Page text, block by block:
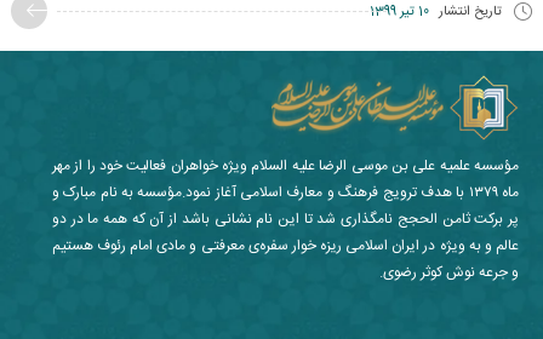
تاریخ انتشار 10 تیر 1399
مؤسسه علمیه علی بن موسی الرضا علیه السلام ویژه خواهران فعالیت خود را از مهر
ماه ۱۳۷۹ با هدف ترویج فرهنگ و معارف اسلامی آغاز نمود.مؤسسه به نام مبارک و
پر برکت ثامن الحجج نامگذاری شد تا این نام نشانی باشد از آن که همه ما در دو
عالم و به ویژه در ایران اسلامی ریزه خوار سفره‌ی معرفتی و مادی امام رئوف هستیم
و جرعه نوش کوثر رضوی.